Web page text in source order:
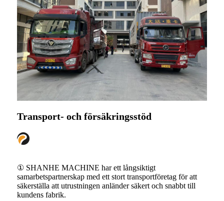
Transport- och försäkringsstöd
① SHANHE MACHINE har ett långsiktigt
samarbetspartnerskap med ett stort transportföretag för att
säkerställa att utrustningen anländer säkert och snabbt till
kundens fabrik.